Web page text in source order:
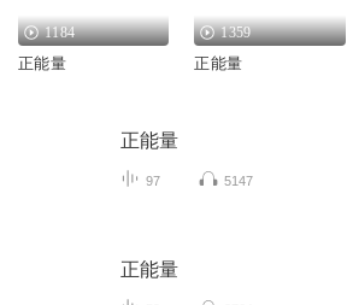
1184
正能量
1359
正能量
正能量
97 5147
正能量